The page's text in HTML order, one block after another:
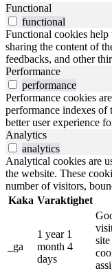
Functional
functional
Functional cookies
sharing the content of
feedbacks, and other
Performance
performance
Performance cookies
performance indexes
better user experience
Analytics
analytics
Analytical cookies are
the website. These
number of visitors,
Kaka Varaktighet
_ga
1 year 1
month 4
days